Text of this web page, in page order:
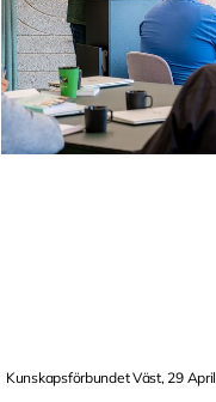
Kunskapsförbundet Väst, 29 April